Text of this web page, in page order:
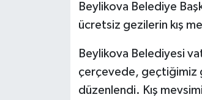
Beylikova Belediye
ücretsiz gezilerin kış
Beylikova Belediyesi
çerçevede, geçtiğimiz
düzenlendi. Kış